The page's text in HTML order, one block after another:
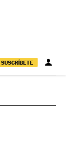
SUSCRÍBETE